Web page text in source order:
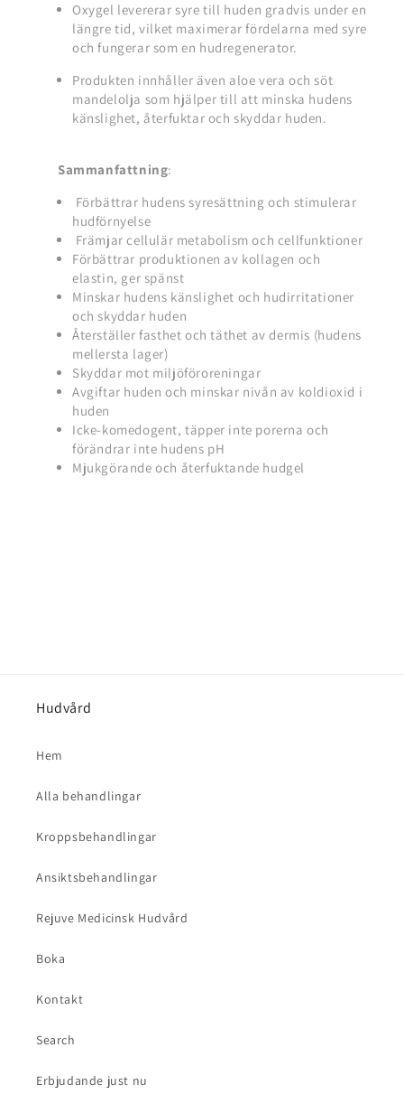
Oxygel levererar syre till huden gradvis under en
längre tid, vilket maximerar fördelarna med syre
och fungerar som en hudregenerator.
Produkten innhåller även aloe vera och söt
mandelolja som hjälper till att minska hudens
känslighet, återfuktar och skyddar huden.
Sammanfattning:
Förbättrar hudens syresättning och stimulerar
hudförnyelse
Främjar cellulär metabolism och cellfunktioner
Förbättrar produktionen av kollagen och
elastin, ger spänst
Minskar hudens känslighet och hudirritationer
och skyddar huden
Återställer fasthet och täthet av dermis (hudens
mellersta lager)
Skyddar mot miljöföroreningar
Avgiftar huden och minskar nivån av koldioxid i
huden
Icke-komedogent, täpper inte porerna och
förändrar inte hudens pH
Mjukgörande och återfuktande hudgel
Hudvård
Hem
Alla behandlingar
Kroppsbehandlingar
Ansiktsbehandlingar
Rejuve Medicinsk Hudvård
Boka
Kontakt
Search
Erbjudande just nu